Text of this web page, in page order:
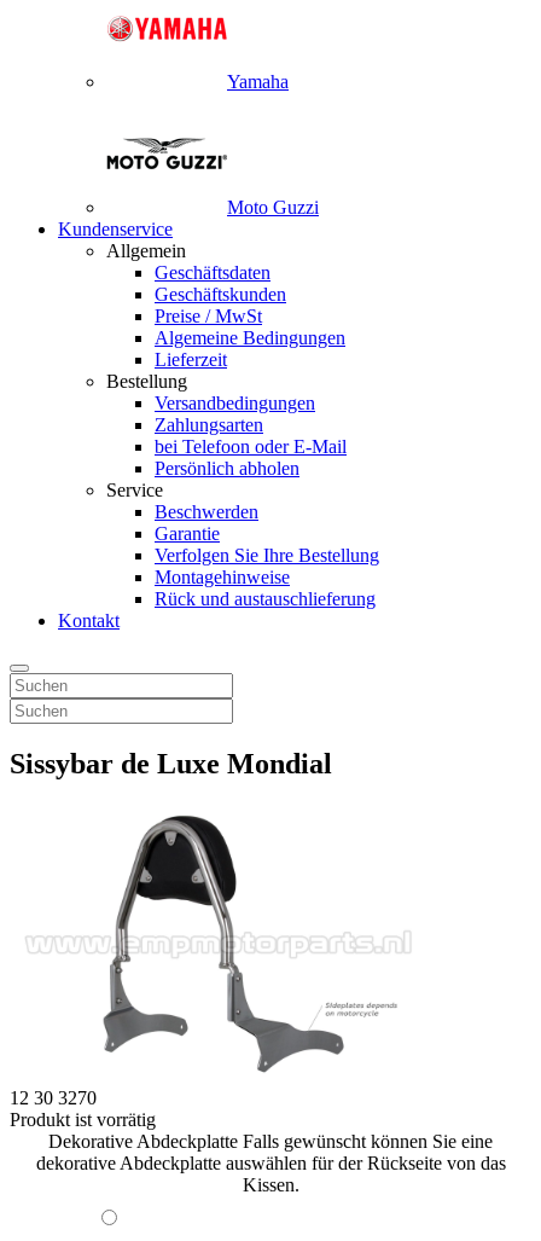
Yamaha
Moto Guzzi
Kundenservice
Allgemein
Geschäftsdaten
Geschäftskunden
Preise / MwSt
Algemeine Bedingungen
Lieferzeit
Bestellung
Versandbedingungen
Zahlungsarten
bei Telefoon oder E-Mail
Persönlich abholen
Service
Beschwerden
Garantie
Verfolgen Sie Ihre Bestellung
Montagehinweise
Rück und austauschlieferung
Kontakt
Sissybar de Luxe Mondial
12 30 3270
Produkt ist vorrätig
Dekorative Abdeckplatte Falls gewünscht können Sie eine
dekorative Abdeckplatte auswählen für der Rückseite von das
Kissen.